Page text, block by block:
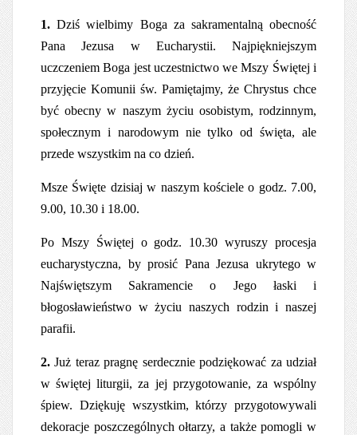
1. Dziś wielbimy Boga za sakramentalną obecność
Pana Jezusa w Eucharystii. Najpiękniejszym
uczczeniem Boga jest uczestnictwo we Mszy Świętej i
przyjęcie Komunii św. Pamiętajmy, że Chrystus chce
być obecny w naszym życiu osobistym, rodzinnym,
społecznym i narodowym nie tylko od święta, ale
przede wszystkim na co dzień.
Msze Święte dzisiaj w naszym kościele o godz. 7.00,
9.00, 10.30 i 18.00.
Po Mszy Świętej o godz. 10.30 wyruszy procesja
eucharystyczna, by prosić Pana Jezusa ukrytego w
Najświętszym Sakramencie o Jego łaski i
błogosławieństwo w życiu naszych rodzin i naszej
parafii.
2. Już teraz pragnę serdecznie podziękować za udział
w świętej liturgii, za jej przygotowanie, za wspólny
śpiew. Dziękuję wszystkim, którzy przygotowywali
dekoracje poszczególnych ołtarzy, a także pomogli w